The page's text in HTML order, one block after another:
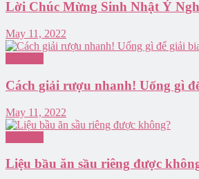
Lời Chúc Mừng Sinh Nhật Ý
May 11, 2022
Cách giải rượu nhanh! Uống gì
May 11, 2022
Liệu bầu ăn sầu riêng được